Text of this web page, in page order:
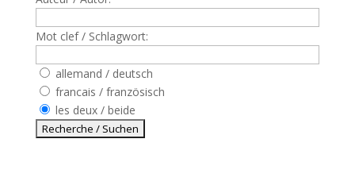
Mot clef / Schlagwort:
allemand / deutsch
francais / französisch
les deux / beide